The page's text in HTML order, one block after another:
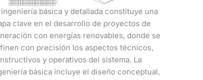
ingeniería básica y detallada constituye una
clave en el desarrollo de proyectos de
con energías renovables, donde se
con precisión los aspectos técnicos,
y operativos del sistema. La
básica incluye el diseño conceptual,